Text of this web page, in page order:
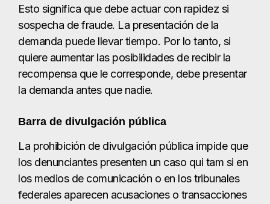
Esto significa que debe actuar con rapidez si
sospecha de fraude. La presentación de la
demanda puede llevar tiempo. Por lo tanto, si
quiere aumentar las posibilidades de recibir la
recompensa que le corresponde, debe presentar
la demanda antes que nadie.
Barra de divulgación pública
La prohibición de divulgación pública impide que
los denunciantes presenten un caso qui tam si en
los medios de comunicación o en los tribunales
federales aparecen acusaciones o transacciones